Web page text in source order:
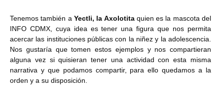
Tenemos también a Yectli, la Axolotitaquien es la mascota del
INFO CDMX, cuya idea es tener una figura que nos permita
acercar las instituciones públicas con la niñez y la adolescencia.
Nos gustaría que tomen estos ejemplos y nos compartieran
alguna vez si quisieran tener una actividad con esta misma
narrativa y que podamos compartir, para ello quedamos a la
orden y a su disposición.